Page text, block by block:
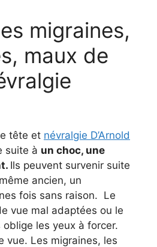
migraines,
maux de
tête et névralgie D’Arnold
suite à un choc, une
Ils peuvent survenir suite
ancien, un
fois sans raison. Le
vue mal adaptées ou le
les yeux à forcer.
vue. Les migraines, les